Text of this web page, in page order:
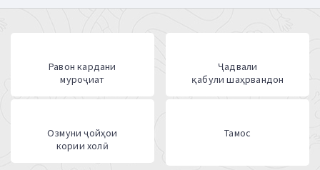
Равон кардани
муроҷиат
Ҷадвали
қабули шаҳрвандон
Озмуни ҷойҳои
кории холӣ
Тамос